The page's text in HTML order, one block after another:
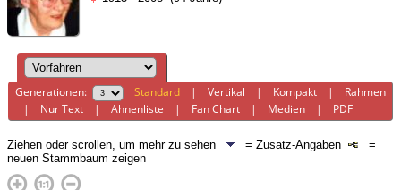
Generationen: Standard |Vertikal | Kompakt | Rahmen
| Nur Text |Ahnenliste | Fan Chart | Medien | PDF
Ziehen oder scrollen, um mehr zu sehen = Zusatz-Angaben
=
neuen Stammbaum zeigen